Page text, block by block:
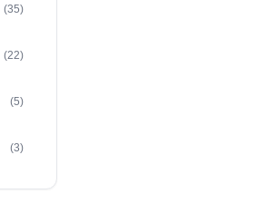
(35)
(22)
(5)
(3)